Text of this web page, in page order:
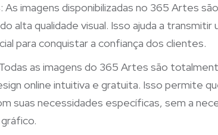
As imagens disponibilizadas no 365 Artes
alta qualidade visual. Isso ajuda a
para conquistar a confiança dos clientes.
as imagens do 365 Artes são
online intuitiva e gratuita. Isso permite
suas necessidades específicas, sem a